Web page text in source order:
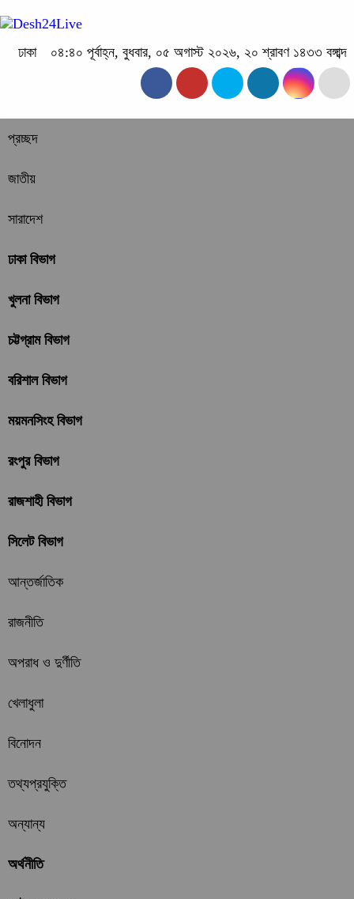
ঢাকা ০৪:৪০ পূর্বাহ্ন, বুধবার, ০৫ অগাস্ট ২০২৬, ২০ শ্রাবণ ১৪৩৩ বঙ্গাব্দ
প্রচ্ছদ
জাতীয়
সারাদেশ
ঢাকা বিভাগ
খুলনা বিভাগ
চট্টগ্রাম বিভাগ
বরিশাল বিভাগ
ময়মনসিংহ বিভাগ
রংপুর বিভাগ
রাজশাহী বিভাগ
সিলেট বিভাগ
আন্তর্জাতিক
রাজনীতি
অপরাধ ও দুর্ণীতি
খেলাধুলা
বিনোদন
তথ্যপ্রযুক্তি
অন্যান্য
অর্থনীতি